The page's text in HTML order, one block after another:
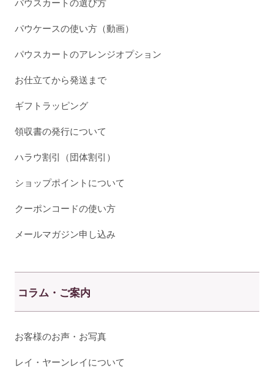
パウスカートの選び方
パウケースの使い方（動画）
パウスカートのアレンジオプション
お仕立てから発送まで
ギフトラッピング
領収書の発行について
ハラウ割引（団体割引）
ショップポイントについて
クーポンコードの使い方
メールマガジン申し込み
コラム・ご案内
お客様のお声・お写真
レイ・ヤーンレイについて